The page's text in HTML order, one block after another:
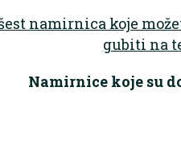
namirnica koje
gubiti na
Namirnice koje su